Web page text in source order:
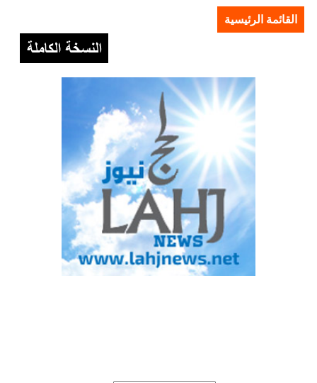
القائمة الرئيسية